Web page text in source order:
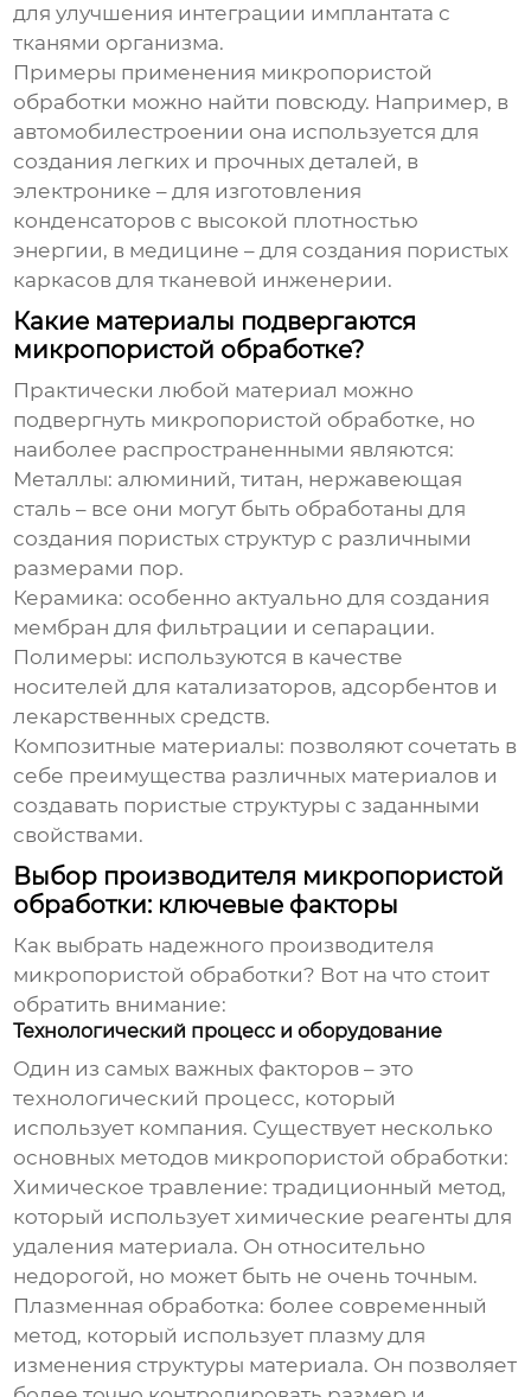
для улучшения интеграции имплантата с
тканями организма.
Примеры применения микропористой
обработки можно найти повсюду. Например, в
автомобилестроении она используется для
создания легких и прочных деталей, в
электронике – для изготовления
конденсаторов с высокой плотностью
энергии, в медицине – для создания пористых
каркасов для тканевой инженерии.
Какие материалы подвергаются
микропористой обработке?
Практически любой материал можно
подвергнуть микропористой обработке, но
наиболее распространенными являются:
Металлы: алюминий, титан, нержавеющая
сталь – все они могут быть обработаны для
создания пористых структур с различными
размерами пор.
Керамика: особенно актуально для создания
мембран для фильтрации и сепарации.
Полимеры: используются в качестве
носителей для катализаторов, адсорбентов и
лекарственных средств.
Композитные материалы: позволяют сочетать в
себе преимущества различных материалов и
создавать пористые структуры с заданными
свойствами.
Выбор производителя микропористой
обработки: ключевые факторы
Как выбрать надежного производителя
микропористой обработки? Вот на что стоит
обратить внимание:
Технологический процесс и оборудование
Один из самых важных факторов – это
технологический процесс, который
использует компания. Существует несколько
основных методов микропористой обработки:
Химическое травление: традиционный метод,
который использует химические реагенты для
удаления материала. Он относительно
недорогой, но может быть не очень точным.
Плазменная обработка: более современный
метод, который использует плазму для
изменения структуры материала. Он позволяет